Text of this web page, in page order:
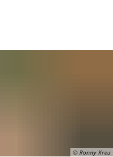
© Ronny Kreu